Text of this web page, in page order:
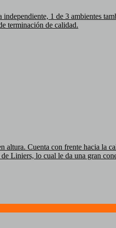
1 de 3 ambientes
terminación de calidad.
Cuenta con frente hacia la
Liniers, lo cual le da una gran